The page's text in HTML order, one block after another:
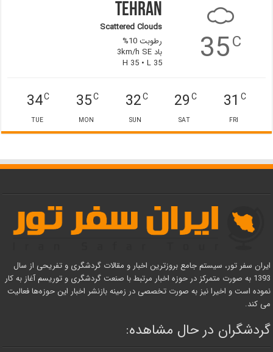
35C
Tehran
Scattered Clouds
رطوبت 10%
باد 3km/h SE
H 35 • L 35
31 C
FRI
29C
SAT
32C
SUN
35C
MON
34C
TUE
ایران سفر تور، سیستم جامع بروزترین اخبار و مقالات گردشگری و تفریحی از سال
1393 به صورت متمرکز در حوزه اخبار مرتبط با صنعت گردشگری و توریسم آغاز به کار
نموده است و اخیرا نیز به صورت تخصصی در زمینه بازنشر اخبار این حوزه‌ها فعالیت
می کند.
گردشگران در حال مشاهده: